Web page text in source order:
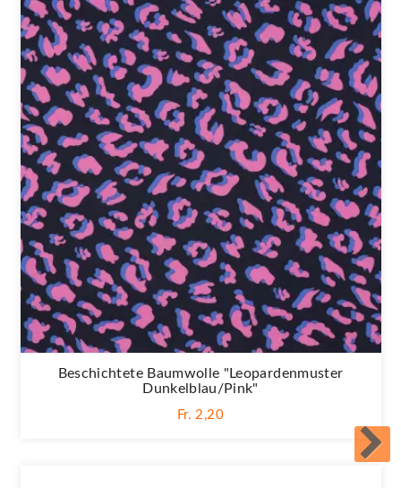
Beschichtete Baumwolle "Leopardenmuster
Dunkelblau/pink"
Fr. 2,20